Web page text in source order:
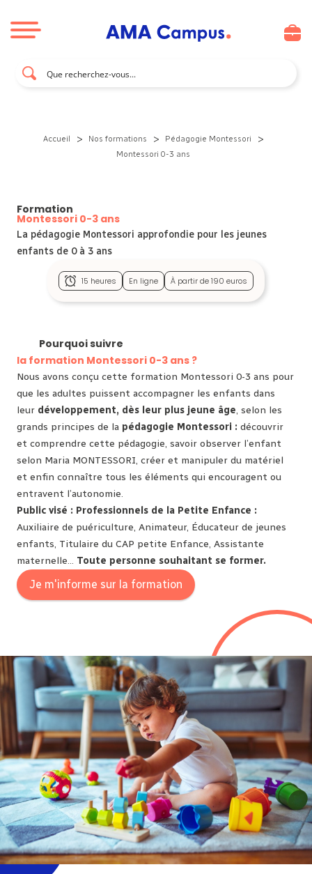
Accueil > Nos formations > Pédagogie Montessori >
Montessori 0-3 ans
Formation
Montessori 0-3 ans
La pédagogie Montessori approfondie pour les jeunes
enfants de 0 à 3 ans
15 heures En ligne À partir de 190 euros
Pourquoi suivre
la formation Montessori 0-3 ans ?
Nous avons conçu cette formation Montessori 0-3 ans pour
que les adultes puissent accompagner les enfants dans
leur développement, dès leur plus jeune âge, selon les
grands principes de la pédagogie Montessori : découvrir
et comprendre cette pédagogie, savoir observer l’enfant
selon Maria MONTESSORI, créer et manipuler du matériel
et enfin connaître tous les éléments qui encouragent ou
entravent l’autonomie.
Public visé : Professionnels de la Petite Enfance :
Auxiliaire de puériculture, Animateur, Éducateur de jeunes
enfants, Titulaire du CAP petite Enfance, Assistante
maternelle… Toute personne souhaitant se former.
Je m'informe sur la formation